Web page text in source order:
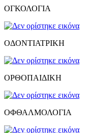
ΟΓΚΟΛΟΓΙΑ
ΟΔΟΝΤΙΑΤΡΙΚΗ
ΟΡΘΟΠΑΙΔΙΚΗ
ΟΦΘΑΛΜΟΛΟΓΙΑ